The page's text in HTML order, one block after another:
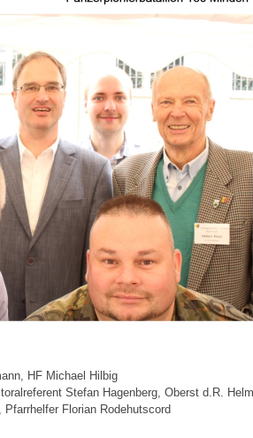
HF Michael Hilbig
Stefan Hagenberg, Oberst d.R.
Florian Rodehutscord